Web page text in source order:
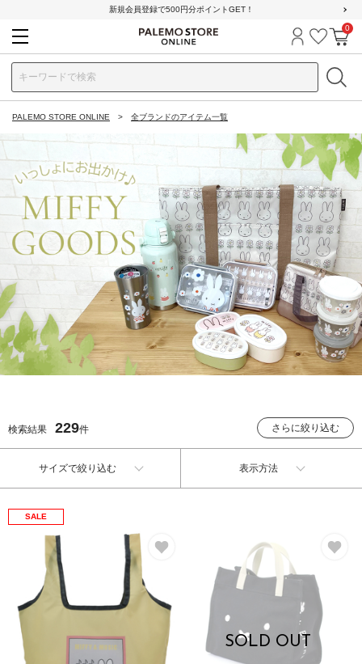
新規会員登録で500円分ポイントGET！
ログイン
お気に
カ
0
PALEMO STORE ONLINE 全ブランドのアイテム一覧
検索結果 229件 さらに絞り込む
サイズで絞り込む 表示方法
SALE
SOLD OUT